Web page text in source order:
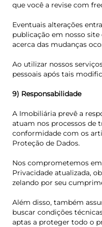
que você a revise com
Eventuais alterações
publicação em nosso
acerca das mudanças
Ao utilizar nossos
pessoais após tais
9) Responsabilidade
A Imobiliária prevê a
atuam nos processos de
conformidade com os
Proteção de Dados.
Nos comprometemos
Privacidade atualizada,
zelando por seu
Além disso, também
buscar condições
aptas a proteger todo o